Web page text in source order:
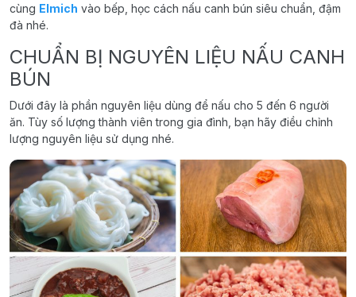
cùng Elmich vào bếp, học cách nấu canh bún siêu chuẩn, đậm
đà nhé.
CHUẨN BỊ NGUYÊN LIỆU NẤU CANH
BÚN
Dưới đây là phần nguyên liệu dùng để nấu cho 5 đến 6 người
ăn. Tùy số lượng thành viên trong gia đình, bạn hãy điều chỉnh
lượng nguyên liệu sử dụng nhé.